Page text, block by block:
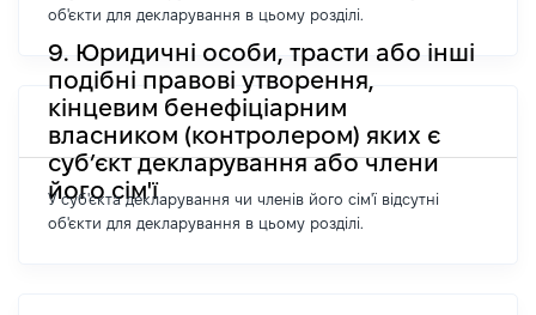
об'єкти для декларування в цьому розділі.
9. Юридичні особи, трасти або інші
подібні правові утворення,
кінцевим бенефіціарним
власником (контролером) яких є
суб’єкт декларування або члени
його сім'ї
У суб'єкта декларування чи членів його сім'ї відсутні
об'єкти для декларування в цьому розділі.